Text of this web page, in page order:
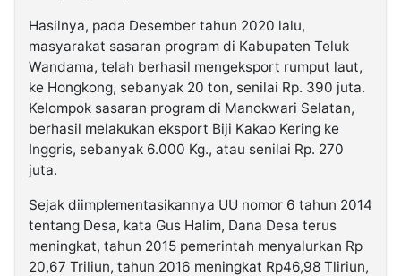
Hasilnya, pada Desember tahun 2020 lalu,
masyarakat sasaran program di Kabupaten Teluk
Wandama, telah berhasil mengeksport rumput laut,
ke Hongkong, sebanyak 20 ton, senilai Rp. 390 juta.
Kelompok sasaran program di Manokwari Selatan,
berhasil melakukan eksport Biji Kakao Kering ke
Inggris, sebanyak 6.000 Kg., atau senilai Rp. 270
juta.
Sejak diimplementasikannya UU nomor 6 tahun 2014
tentang Desa, kata Gus Halim, Dana Desa terus
meningkat, tahun 2015 pemerintah menyalurkan Rp
20,67 Triliun, tahun 2016 meningkat Rp46,98 Tliriun,